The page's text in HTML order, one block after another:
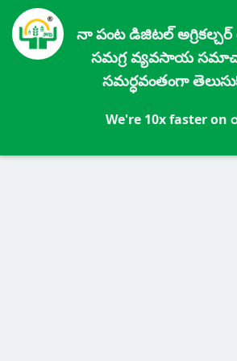
నా పంట డిజిటల్
సమగ్ర వ్యవసాయ
సమర్ధవంతంగా
We're 10x faster